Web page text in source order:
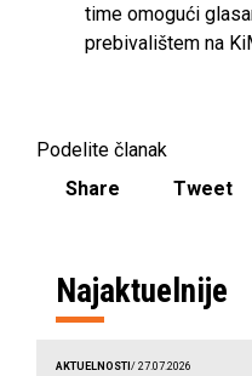
time omogući
prebivalištem na
Podelite članak
Share
Tweet
Najaktuelnije
AKTUELNOSTI / 27.07.2026